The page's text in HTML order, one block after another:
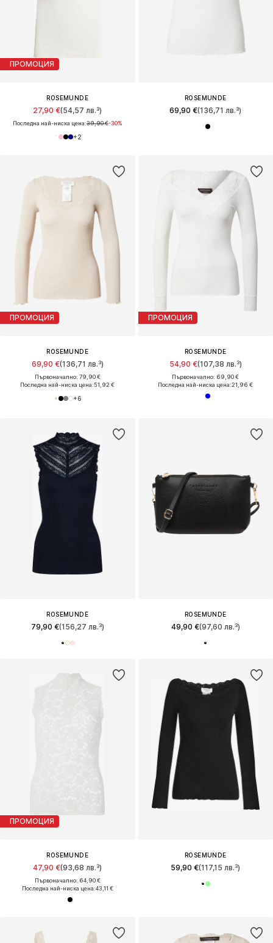
ПРОМОЦИЯ
ROSEMUNDE
27,90 €(54,57 лв.³)
Последна най-ниска цена:39,90 €-30%
+2
ROSEMUNDE
69,90 €(136,71 лв.³)
ПРОМОЦИЯ
ROSEMUNDE
69,90 €(136,71 лв.³)
Първоначално: 79,90 €
Последна най-ниска цена:51,92 €
+6
ПРОМОЦИЯ
ROSEMUNDE
54,90 €(107,38 лв.³)
Първоначално: 69,90 €
Последна най-ниска цена:21,96 €
ROSEMUNDE
79,90 €(156,27 лв.³)
ROSEMUNDE
49,90 €(97,60 лв.³)
ПРОМОЦИЯ
ROSEMUNDE
47,90 €(93,68 лв.³)
Първоначално: 64,90 €
Последна най-ниска цена:43,11 €
ROSEMUNDE
59,90 €(117,15 лв.³)